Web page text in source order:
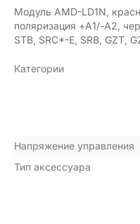
Модуль AMD-LD1N,
поляризация +А1/-А2,
STB, SRC*-E, SRB, GZT,
Категории
Напряжение управления
Тип аксессуара